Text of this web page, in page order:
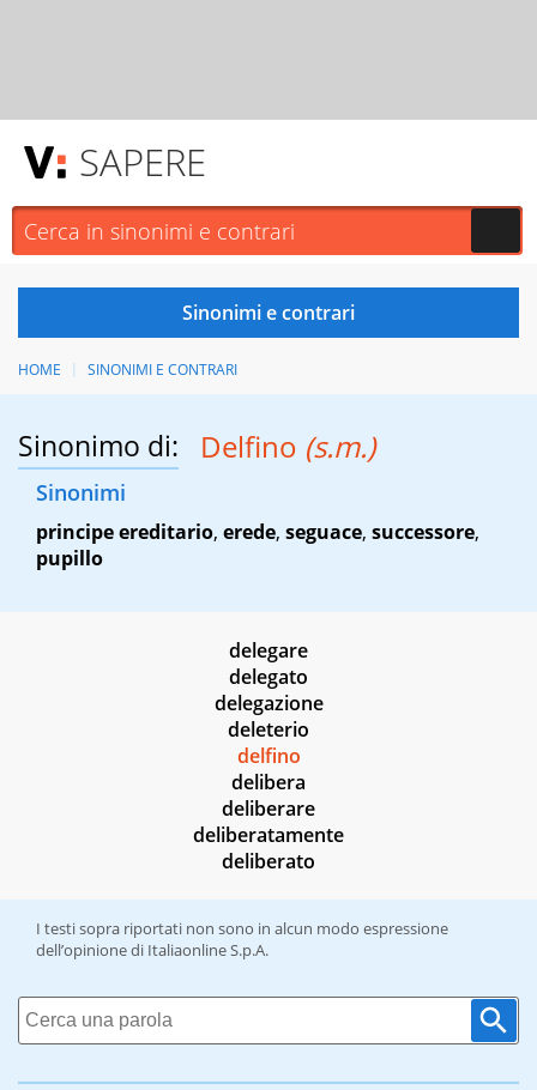
SAPERE
HOME SINONIMI E CONTRARI
Sinonimo di: Delfino (s.m.)
Sinonimi
principe ereditario, erede, seguace, successore,
pupillo
delegare
delegato
delegazione
deleterio
delfino
delibera
deliberare
deliberatamente
deliberato
I testi sopra riportati non sono in alcun modo espressione
dell’opinione di Italiaonline S.p.A.